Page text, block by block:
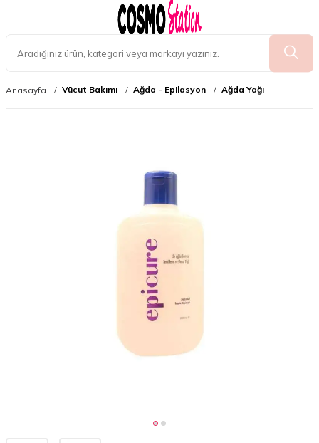
Anasayfa Vücut Bakımı Ağda - Epilasyon Ağda Yağı